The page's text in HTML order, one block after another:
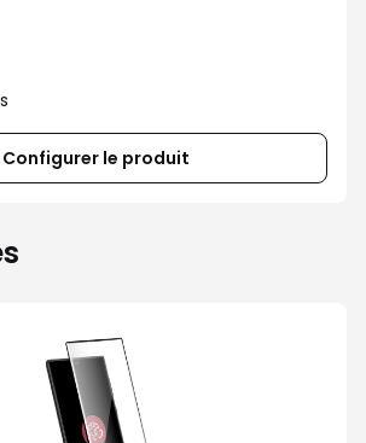
Configurer le produit